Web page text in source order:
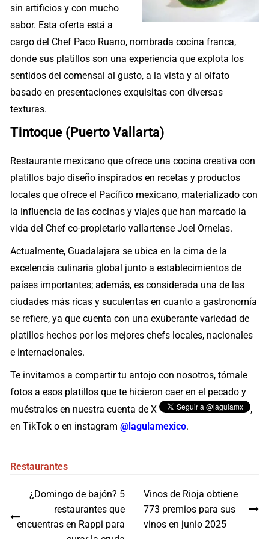
sin artificios y con mucho
sabor. Esta oferta está a
cargo del Chef Paco Ruano, nombrada cocina franca,
donde sus platillos son una experiencia que explota los
sentidos del comensal al gusto, a la vista y al olfato
basado en presentaciones exquisitas con diversas
texturas.
Tintoque (Puerto Vallarta)
Restaurante mexicano que ofrece una cocina creativa con
platillos bajo diseño inspirados en recetas y productos
locales que ofrece el Pacífico mexicano, materializado con
la influencia de las cocinas y viajes que han marcado la
vida del Chef co-propietario vallartense Joel Ornelas.
Actualmente, Guadalajara se ubica en la cima de la
excelencia culinaria global junto a establecimientos de
países importantes; además, es considerada una de las
ciudades más ricas y suculentas en cuanto a gastronomía
se refiere, ya que cuenta con una exuberante variedad de
platillos hechos por los mejores chefs locales, nacionales
e internacionales.
Te invitamos a compartir tu antojo con nosotros, tómale
fotos a esos platillos que te hicieron caer en el pecado y
muéstralos en nuestra cuenta de X
,
en TikTok o en instagram@lagulamexico.
Restaurantes
entradas
¿Domingo de bajón? 5
restaurantes que
encuentras en Rappi para
Vinos de Rioja obtiene
773 premios para sus
vinos en junio 2025